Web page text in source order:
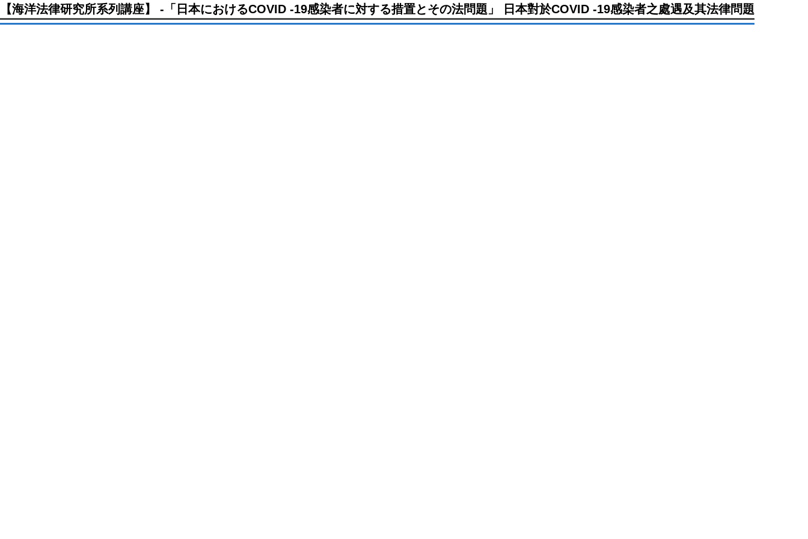
【海洋法律研究所系列講座】 -「日本におけるCOVID -19感染者に対する措置とその法問題」 日本對於COVID -19感染者之處遇及其法律問題